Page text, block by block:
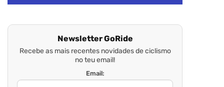
Newsletter GoRide
Recebe as mais recentes novidades de ciclismo
no teu email!
Email: